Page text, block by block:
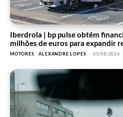
Iberdrola | bp pulse obtém
milhões de euros para expandir
MOTORES ALEXANDRE LOPES - 05/08/2026